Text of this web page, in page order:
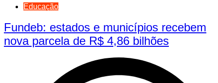
Educação
Fundeb: estados e municípios recebem
nova parcela de R$ 4,86 bilhões